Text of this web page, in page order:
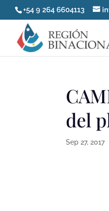
+54 9 264 6604113
del
Sep 27, 2017